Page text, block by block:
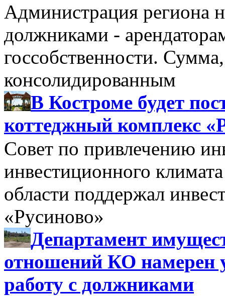
Администрация региона
должниками -
госсобственности.
консолидированным
В Костроме будет
коттеджный комплекс
Совет по привлечению
инвестиционного
области поддержал
«Русиново»
Департамент
отношений КО намерен
работу с должниками